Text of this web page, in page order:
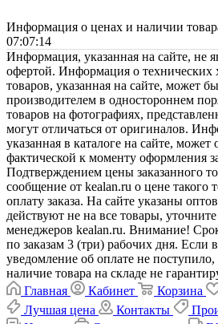
Информация о ценах и наличии
07:07:14
Информация, указанная на сайте, не
офертой. Информация о технических
товаров, указанная на сайте, может
производителем в одностороннем
товаров на фотографиях,
могут отличаться от оригиналов.
указанная в каталоге на сайте, может
фактической к моменту оформления
Подтверждением цены заказанного
сообщение от kealan.ru о цене такого
оплату заказа. На сайте указаны
действуют не на все товары,
менеджеров kealan.ru. Внимание!
по заказам 3 (три) рабочих дня. Если
уведомление об оплате не поступило,
наличие товара на складе не
Главная
Кабинет Корзина
Лучшая цена
Контакты